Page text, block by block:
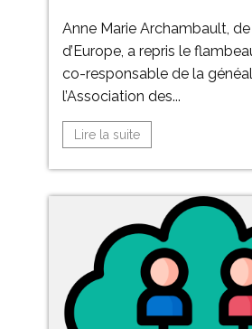
Anne Marie Archambault,
d’Europe, a repris le
co-responsable de la
l’Association des...
Lire la suite